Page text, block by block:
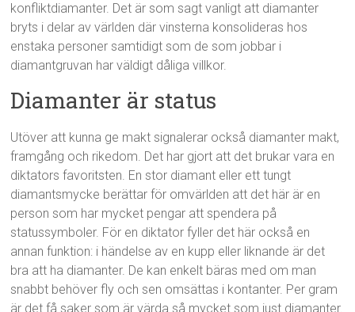
konfliktdiamanter. Det är som sagt vanligt att diamanter
bryts i delar av världen där vinsterna konsolideras hos
enstaka personer samtidigt som de som jobbar i
diamantgruvan har väldigt dåliga villkor.
Diamanter är status
Utöver att kunna ge makt signalerar också diamanter makt,
framgång och rikedom. Det har gjort att det brukar vara en
diktators favoritsten. En stor diamant eller ett tungt
diamantsmycke berättar för omvärlden att det här är en
person som har mycket pengar att spendera på
statussymboler. För en diktator fyller det här också en
annan funktion: i händelse av en kupp eller liknande är det
bra att ha diamanter. De kan enkelt bäras med om man
snabbt behöver fly och sen omsättas i kontanter. Per gram
är det få saker som är värda så mycket som just diamanter.